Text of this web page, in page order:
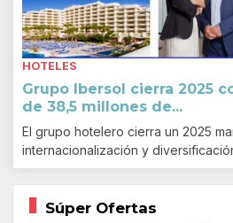
HOTELES
Grupo Ibersol cierra 2025
de 38,5 millones de...
El grupo hotelero cierra un 2025
internacionalización y
Súper Ofertas